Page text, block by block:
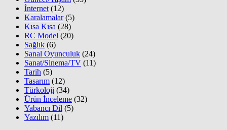
İnternet (12)
Karalamalar(5)
Kısa Kısa (28)
RC Model (20)
Sağlık (6)
Sanal Oyunculuk (24)
Sanat/Sinema/TV (11)
Tarih (5)
Tasarım (12)
Türkoloji (34)
Ürün İnceleme (32)
Yabancı Dil (5)
Yazılım (11)